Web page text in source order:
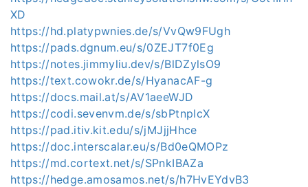
XD
https://hd.platypwnies.de/s/VvQw9FUgh
https://pads.dgnum.eu/s/0ZEJT7f0Eg
https://notes.jimmyliu.dev/s/BlDZylsO9
https://text.cowokr.de/s/HyanacAF-g
https://docs.mail.at/s/AV1aeeWJD
https://codi.sevenvm.de/s/sbPtnpIcX
https://pad.itiv.kit.edu/s/jMJjjHhce
https://doc.interscalar.eu/s/Bd0eQMOPz
https://md.cortext.net/s/SPnkIBAZa
https://hedge.amosamos.net/s/h7HvEYdvB3